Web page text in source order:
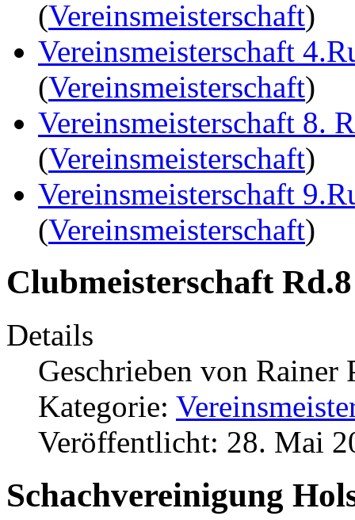
(Vereinsmeisterschaft)
Vereinsmeisterschaft
(Vereinsmeisterschaft)
Vereinsmeisterschaft 8.
(Vereinsmeisterschaft)
Vereinsmeisterschaft
(Vereinsmeisterschaft)
Clubmeisterschaft Rd.8
Details
Geschrieben von Rainer
Kategorie:
Veröffentlicht: 28. Mai
Schachvereinigung